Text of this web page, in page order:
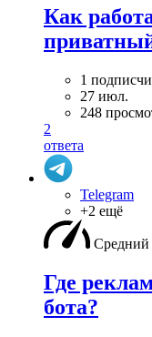
Как
1
27 июл.
248
2
ответа
Telegram
+2 ещё
Средний
Где
бота?